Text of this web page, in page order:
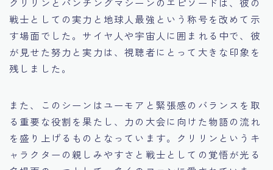
戦士としての実力と地球人最強という称号を改めて示
す場面でした。サイヤ人や宇宙人に囲まれる中で、彼
が見せた努力と実力は、視聴者にとって大きな印象を
残しました。
また、このシーンはユーモアと緊張感のバランスを取
る重要な役割を果たし、力の大会に向けた物語の流れ
を盛り上げるものとなっています。クリリンというキ
ャラクターの親しみやすさと戦士としての覚悟が光る